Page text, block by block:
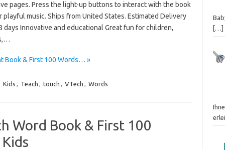
pages. Press the light-up buttons to interact with the book
playful music. Ships from United States. Estimated Delivery
days Innovative and educational Great fun for children,
Book & First 100 Words… »
Kids , Teach , touch , VTech , Words
Word Book & First 100
[…]